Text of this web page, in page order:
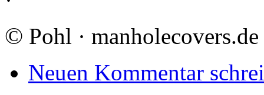
© Pohl · manholecovers.de
Neuen Kommentar